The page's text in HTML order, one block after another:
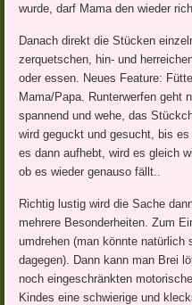
wurde, darf Mama den wieder
Danach direkt die Stücken
zerquetschen, hin- und
oder essen. Neues Feature:
Mama/Papa. Runterwerfen geht
spannend und wehe, das
wird geguckt und gesucht, bis
es dann aufhebt, wird es gleich
ob es wieder genauso fällt..
Richtig lustig wird die Sache
mehrere Besonderheiten. Zum
umdrehen (man könnte
dagegen). Dann kann man Brei
noch eingeschränkten
Kindes eine schwierige und